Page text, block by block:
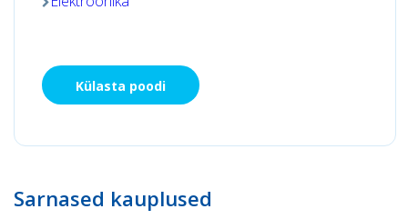
Külasta poodi
Sarnased kauplused